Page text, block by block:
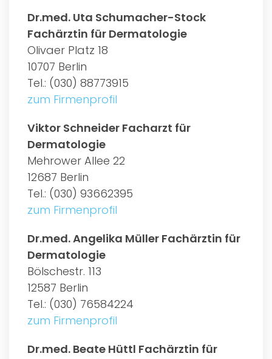
Dr.med. Uta Schumacher-Stock
Fachärztin für Dermatologie
Olivaer Platz 18
10707 Berlin
Tel.: (030) 88773915
zum Firmenprofil
Viktor Schneider Facharzt für
Dermatologie
Mehrower Allee 22
12687 Berlin
Tel.: (030) 93662395
zum Firmenprofil
Dr.med. Angelika Müller Fachärztin für
Dermatologie
Bölschestr. 113
12587 Berlin
Tel.: (030) 76584224
zum Firmenprofil
Dr.med. Beate Hüttl Fachärztin für